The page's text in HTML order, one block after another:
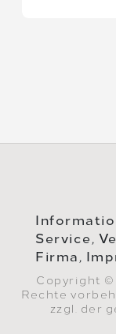
Service,
Firma,
Copyright ©
Rechte
zzgl. der